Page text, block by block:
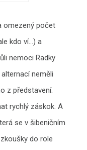
omezený počet
kdo ví…) a
nemoci Radky
neměli
z představení.
rychlý záskok. A
se v šibeničním
do role